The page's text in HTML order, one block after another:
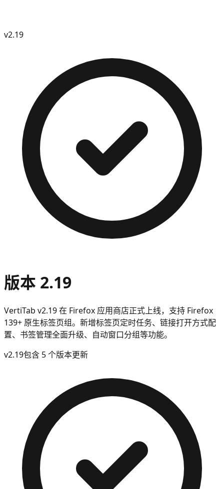
v2.19
版本 2.19
VertiTab v2.19 在 Firefox 应用商店正式上线，支持 Firefox
139+ 原生标签页组。新增标签页定时任务、链接打开方式配
置、书签管理全面升级、自动窗口分组等功能。
v2.19包含 5 个版本更新